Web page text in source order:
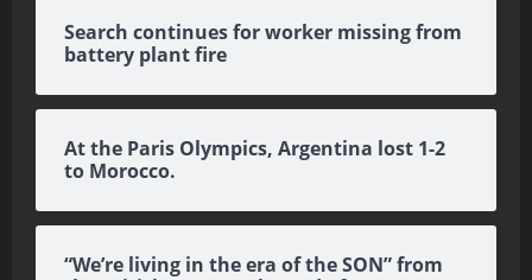
Search continues for worker missing from
battery plant fire
At the Paris Olympics, Argentina lost 1-2
to Morocco.
“We’re living in the era of the SON” from